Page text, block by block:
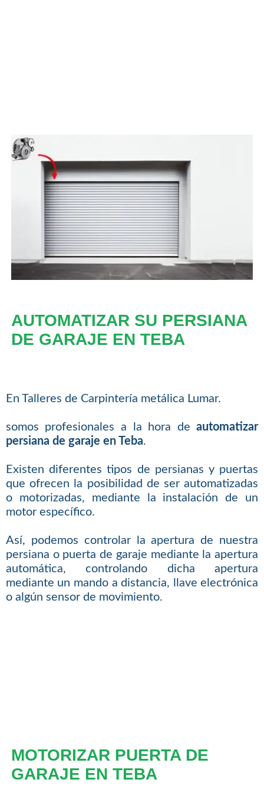
AUTOMATIZAR SU PERSIANA
DE GARAJE EN TEBA
En Talleres de Carpintería metálica Lumar.
somos profesionales a la hora deautomatizar
persiana de garaje en Teba.
Existen diferentes tipos de persianas y puertas
que ofrecen la posibilidad de ser automatizadas
o motorizadas, mediante la instalación de un
motor específico.
Así, podemos controlar la apertura de nuestra
persiana o puerta de garaje mediante la apertura
automática, controlando dicha apertura
mediante un mando a distancia, llave electrónica
o algún sensor de movimiento.
MOTORIZAR PUERTA DE
GARAJE EN TEBA